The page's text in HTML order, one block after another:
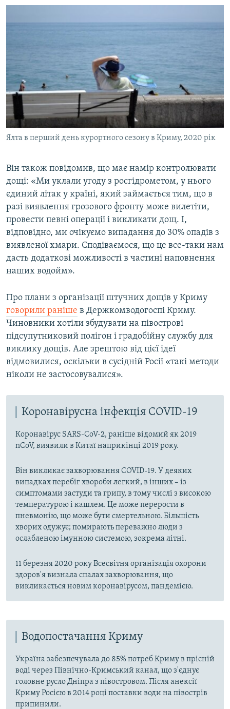
Ялта в перший день курортного сезону в Криму, 2020 рік
Він також повідомив, що має намір контролювати
дощі: «Ми уклали угоду з росгідрометом, у нього
єдиний літак у країні, який займається тим, що в
разі виявлення грозового фронту може вилетіти,
провести певні операції і викликати дощ. І,
відповідно, ми очікуємо випадання до 30% опадів з
виявленої хмари. Сподіваємося, що це все-таки нам
дасть додаткові можливості в частині наповнення
наших водойм».
Про плани з організації штучних дощів у Криму
говорили раніше в Держкомводогоспі Криму.
Чиновники хотіли збудувати на півострові
підсупутниковий полігон і градобійну службу для
виклику дощів. Але зрештою від цієї ідеї
відмовилися, оскільки в сусідній Росії «такі методи
ніколи не застосовувалися».
Коронавірусна інфекція COVID-19
Коронавірус SARS-CoV-2, раніше відомий як 2019
nCoV, виявили в Китаї наприкінці 2019 року.
Він викликає захворювання COVID-19. У деяких
випадках перебіг хвороби легкий, в інших – із
симптомами застуди та грипу, в тому числі з високою
температурою і кашлем. Це може перерости в
пневмонію, що може бути смертельною. Більшість
хворих одужує; помирають переважно люди з
ослабленою імунною системою, зокрема літні.
11 березня 2020 року Всесвітня організація охорони
здоров'я визнала спалах захворювання, що
викликається новим коронавірусом, пандемією.
Водопостачання Криму
Україна забезпечувала до 85% потреб Криму в прісній
воді через Північно-Кримський канал, що з'єднує
головне русло Дніпра з півостровом. Після анексії
Криму Росією в 2014 році поставки води на півострів
припинили.